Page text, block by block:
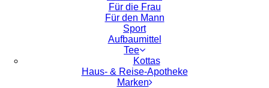
Für die Frau
Für den Mann
Sport
Aufbaumittel
Tee
Kottas
Haus- & Reise-Apotheke
Marken